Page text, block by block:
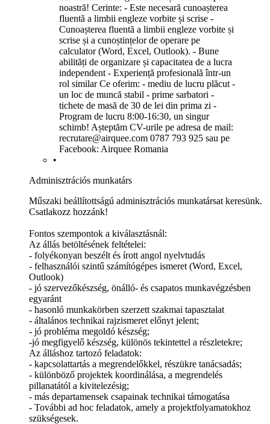
•
Adminisztrációs munkatárs
Műszaki beállítottságú adminisztrációs munkatársat keresünk.
Csatlakozz hozzánk!
Fontos szempontok a kiválasztásnál:
Az állás betöltésének feltételei:
- folyékonyan beszélt és írott angol nyelvtudás
- felhasználói szintű számítógépes ismeret (Word, Excel,
Outlook)
- jó szervezőkészség, önálló- és csapatos munkavégzésben
egyaránt
- hasonló munkakörben szerzett szakmai tapasztalat
- általános technikai rajzismeret előnyt jelent;
- jó probléma megoldó készség;
-jó megfigyelő készség, különös tekintettel a részletekre;
Az álláshoz tartozó feladatok:
- kapcsolattartás a megrendelőkkel, részükre tanácsadás;
- különböző projektek koordinálása, a megrendelés
pillanatától a kivitelezésig;
- más departamensek csapainak technikai támogatása
- További ad hoc feladatok, amely a projektfolyamatokhoz
szükségesek.